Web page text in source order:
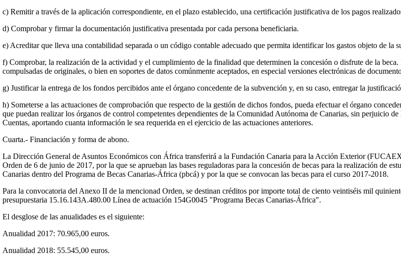
c) Remitir a través de la aplicación correspondiente, en el plazo establecido, una certificación justificativa de los pagos
d) Comprobar y firmar la documentación justificativa presentada por cada persona beneficiaria.
e) Acreditar que lleva una contabilidad separada o un código contable adecuado que permita identificar los gastos objeto de la
f) Comprobar, la realización de la actividad y el cumplimiento de la finalidad que determinen la concesión o disfrute de la
compulsadas de originales, o bien en soportes de datos comúnmente aceptados, en especial versiones electrónicas de
g) Justificar la entrega de los fondos percibidos ante el órgano concedente de la subvención y, en su caso, entregar la
h) Someterse a las actuaciones de comprobación que respecto de la gestión de dichos fondos, pueda efectuar el órgano
que puedan realizar los órganos de control competentes dependientes de la Comunidad Autónoma de Canarias, sin perjuicio
Cuentas, aportando cuanta información le sea requerida en el ejercicio de las actuaciones anteriores.
Cuarta.- Financiación y forma de abono.
La Dirección General de Asuntos Económicos con África transferirá a la Fundación Canaria para la Acción Exterior
Orden de 6 de junio de 2017, por la que se aprueban las bases reguladoras para la concesión de becas para la realización de
Canarias dentro del Programa de Becas Canarias-África (pbcá) y por la que se convocan las becas para el curso 2017-2018.
Para la convocatoria del Anexo II de la mencionad Orden, se destinan créditos por importe total de ciento veintiséis mil
presupuestaria 15.16.143A.480.00 Línea de actuación 154G0045 "Programa Becas Canarias-África".
El desglose de las anualidades es el siguiente:
Anualidad 2017: 70.965,00 euros.
Anualidad 2018: 55.545,00 euros.